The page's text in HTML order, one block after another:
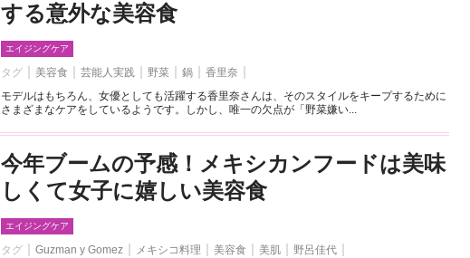
する意外な美容食
エイジングケア
タグ 美容食 芸能人実践 野菜 鍋
香里奈
モデルはもちろん、女優としても活躍する香里奈さんは、そのスタイルをキープするために
さまざまなケアをしているようです。しかし、唯一の欠点が「野菜嫌い...
今年ブームの予感！メキシカンフードは美味
しくて女子に嬉しい美容食
エイジングケア
タグ Guzman y Gomez メキシコ料理 美容食 美肌
野呂佳代